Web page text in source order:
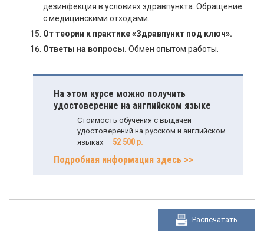
дезинфекция в условиях здравпункта. Обращение
с медицинскими отходами.
От теории к практике «Здравпункт под ключ».
Ответы на вопросы. Обмен опытом работы.
На этом курсе можно получить
удостоверение на английском языке
Стоимость обучения с выдачей
удостоверений на русском и английском
языках — 52 500 р.
Подробная информация здесь >>
Распечатать